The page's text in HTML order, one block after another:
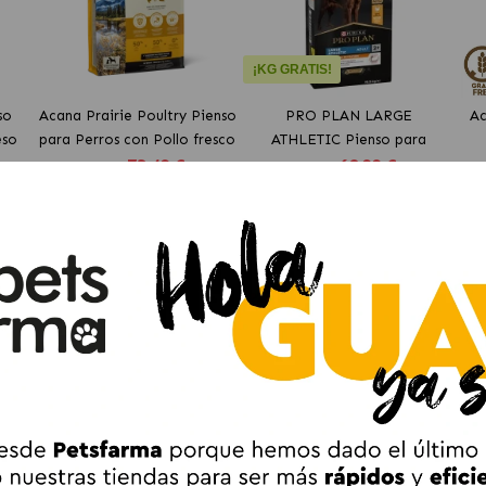
Acana Prairie Poultry Pienso
para Perros con Pollo fresco
73.49 €
¡KG GRATIS!
PRO PLAN LARGE
ATHLETIC Pienso para
perros con pollo
60.99 €
2ª UNIDAD -40%
¡KG GRATIS!
2ª UNIDAD -40%